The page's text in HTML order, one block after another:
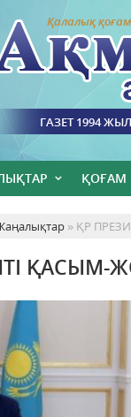
Қалалық
ГАЗЕТ 1994
ҚОҒАМ
» ҚР